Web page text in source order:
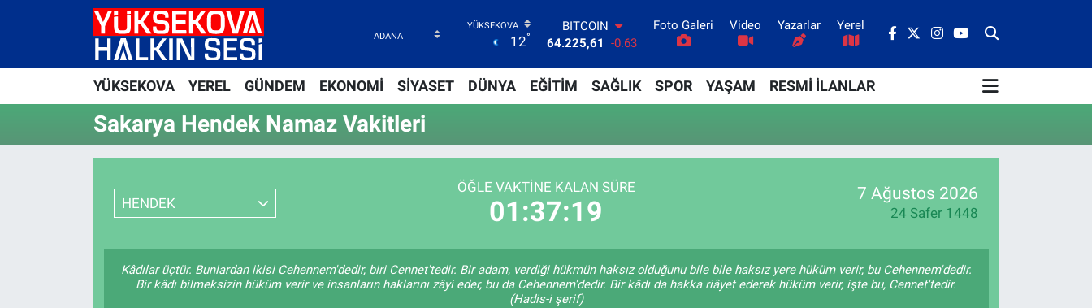
12°
BITCOIN
64.225,61
-0.63
47,6704 0
EURO
64,2143 0
GRAM ALTIN
6510.40
0.45
BİST100
13.799
Foto Galeri Video Yazarlar Yerel
YÜKSEKOVA YEREL GÜNDEM EKONOMİ SİYASET DÜNYA EĞİTİM SAĞLIK SPOR YAŞAM RESMİ İLANLAR
Sakarya Hendek Namaz Vakitleri
HENDEK
ÖĞLE VAKTINE KALAN SÜRE
01:37:18
7 Ağustos 2026
24 Safer 1448
Kâdılar üçtür. Bunlardan ikisi Cehennem'dedir, biri Cennet'tedir. Bir adam, verdiği hükmün haksız olduğunu bile bile haksız yere hüküm verir, bu Cehennem'dedir.
Bir kâdı bilmeksizin hüküm verir ve insanların haklarını zâyi eder, bu da Cehennem'dedir. Bir kâdı da hakka riâyet ederek hüküm verir, işte bu, Cennet'tedir.
(Hadis-i şerif)
Yüksekova Nöbetçi Eczaneler
Yüksekova Hava Durumu
Yüksekova Trafik Yoğunluk Haritası
Süper Lig Puan Durumu ve Fikstür
Son Dakika Haberleri